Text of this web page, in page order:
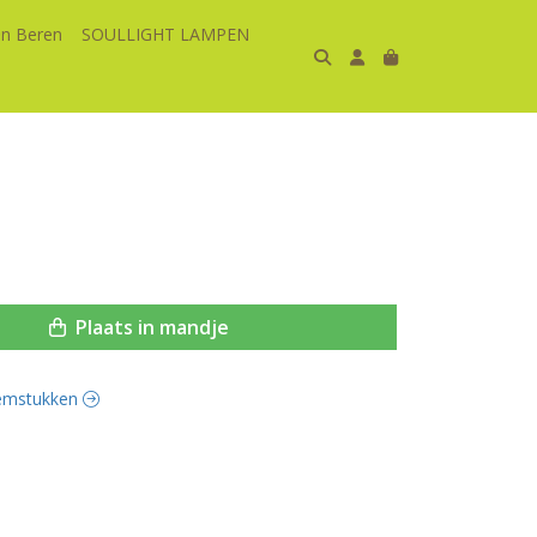
Beren
SOULLIGHT LAMPEN
Plaats in mandje